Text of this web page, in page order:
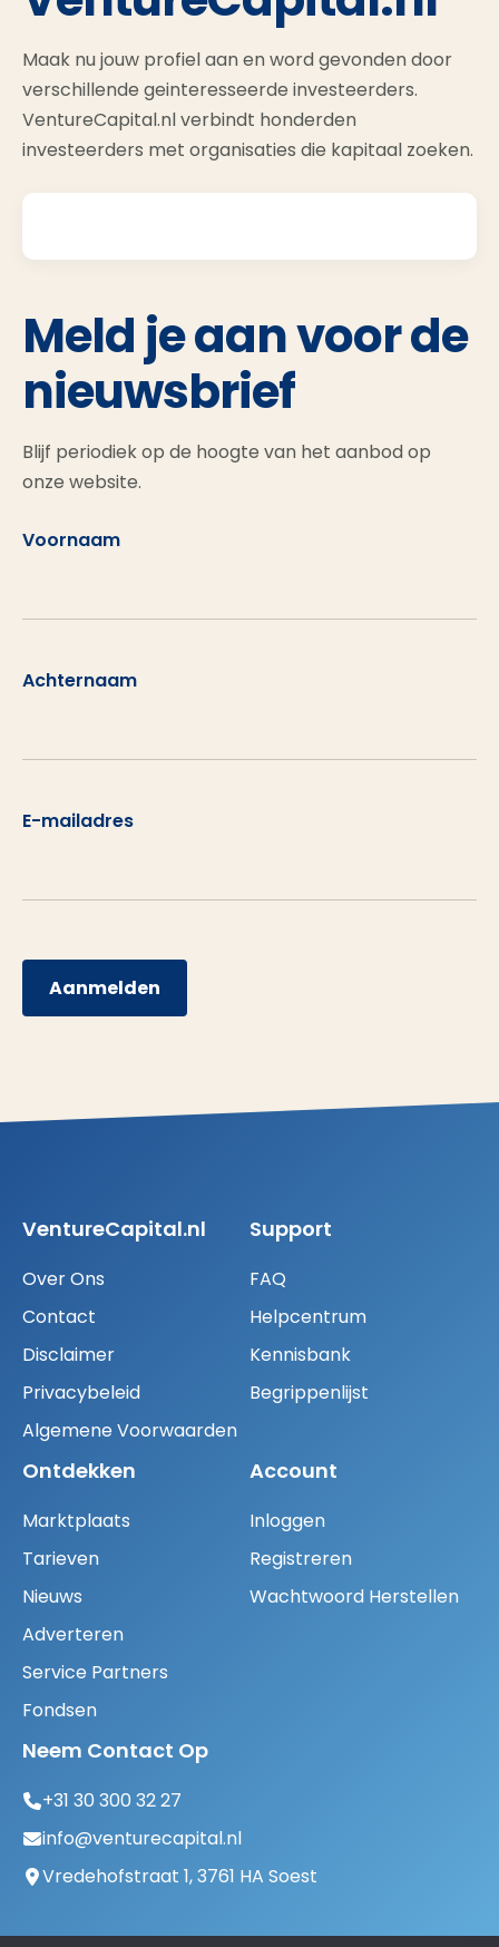
Maak nu jouw profiel aan en word gevonden door
verschillende geinteresseerde investeerders.
VentureCapital.nl verbindt honderden
investeerders met organisaties die kapitaal zoeken.
Meld je aan voor de
nieuwsbrief
Blijf periodiek op de hoogte van het aanbod op
onze website.
Voornaam
Achternaam
E-mailadres
Aanmelden
VentureCapital.nl
Over Ons
Contact
Disclaimer
Privacybeleid
Algemene Voorwaarden
Support
FAQ
Helpcentrum
Kennisbank
Begrippenlijst
Ontdekken
Marktplaats
Tarieven
Nieuws
Adverteren
Service Partners
Fondsen
Account
Inloggen
Registreren
Wachtwoord Herstellen
Neem Contact Op
+31 30 300 32 27
info@venturecapital.nl
Vredehofstraat 1, 3761 HA Soest